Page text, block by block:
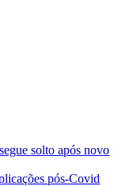
solto após novo
pós-Covid